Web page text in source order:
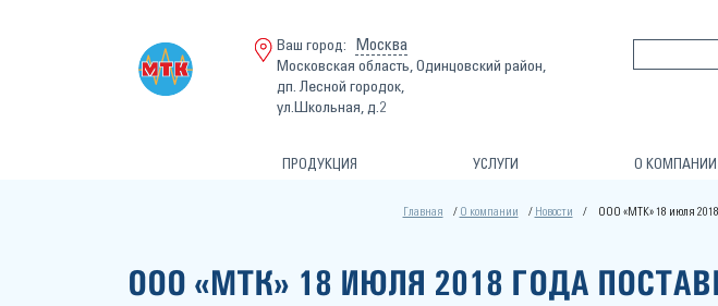
Ваш город: Москва
Московская область, Одинцовский район,
дп. Лесной городок,
ул.Школьная, д.2
ПРОДУКЦИЯ УСЛУГИ О КОМПАНИИ
Главная О компании Новости ООО «МТК» 18 июля 2018
ООО «МТК» 18 ИЮЛЯ 2018 ГОДА